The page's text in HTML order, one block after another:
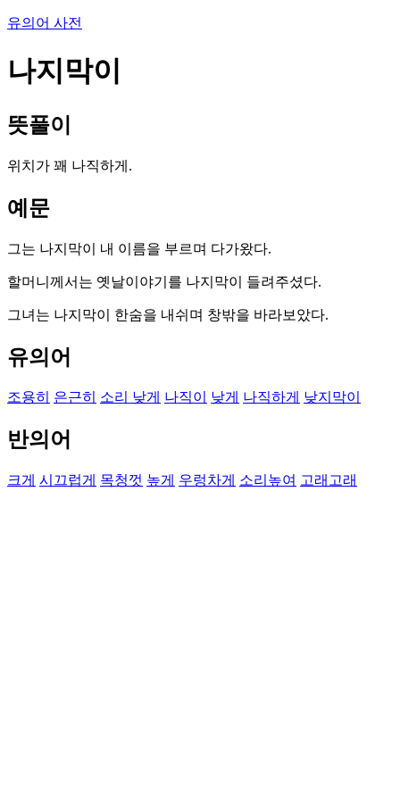
유의어 사전
나지막이
뜻풀이
위치가 꽤 나직하게.
예문
그는 나지막이 내 이름을 부르며 다가왔다.
할머니께서는 옛날이야기를 나지막이 들려주셨다.
그녀는 나지막이 한숨을 내쉬며 창밖을 바라보았다.
유의어
조용히 은근히 소리 낮게 나직이 낮게 나직하게 낮지막이
반의어
크게 시끄럽게 목청껏 높게 우렁차게 소리높여 고래고래